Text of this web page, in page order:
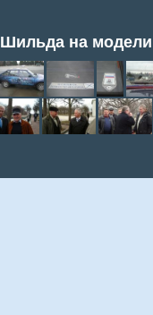
Шильда на модели